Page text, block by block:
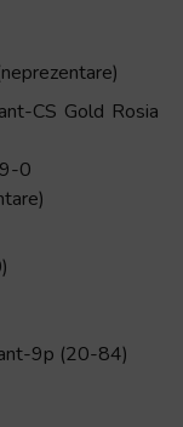
CS Gold Rosia
0
9p (20-84)